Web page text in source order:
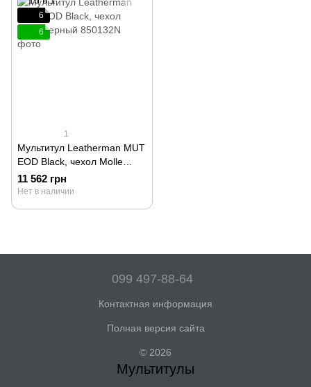
6
6
1
Мультитул Leatherman MUT
EOD Black, чехол Molle
черный 850132N
11 562 грн
Нет в наличии
099 497-88-64
Контактная информация
Полная версия сайта
© 2026
Мультитулы